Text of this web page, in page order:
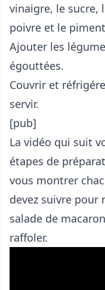
vinaigre, le sucre,
poivre et le
Ajouter les
égouttées.
Couvrir et
servir.
[pub]
La vidéo qui suit
étapes de
vous montrer
devez suivre pour
salade de
raffoler.